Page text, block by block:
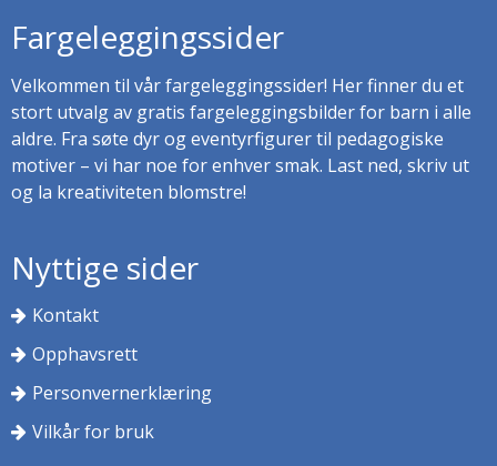
Fargeleggingssider
Velkommen til vår fargeleggingssider! Her finner du et
stort utvalg av gratis fargeleggingsbilder for barn i alle
aldre. Fra søte dyr og eventyrfigurer til pedagogiske
motiver – vi har noe for enhver smak. Last ned, skriv ut
og la kreativiteten blomstre!
Nyttige sider
Kontakt
Opphavsrett
Personvernerklæring
Vilkår for bruk